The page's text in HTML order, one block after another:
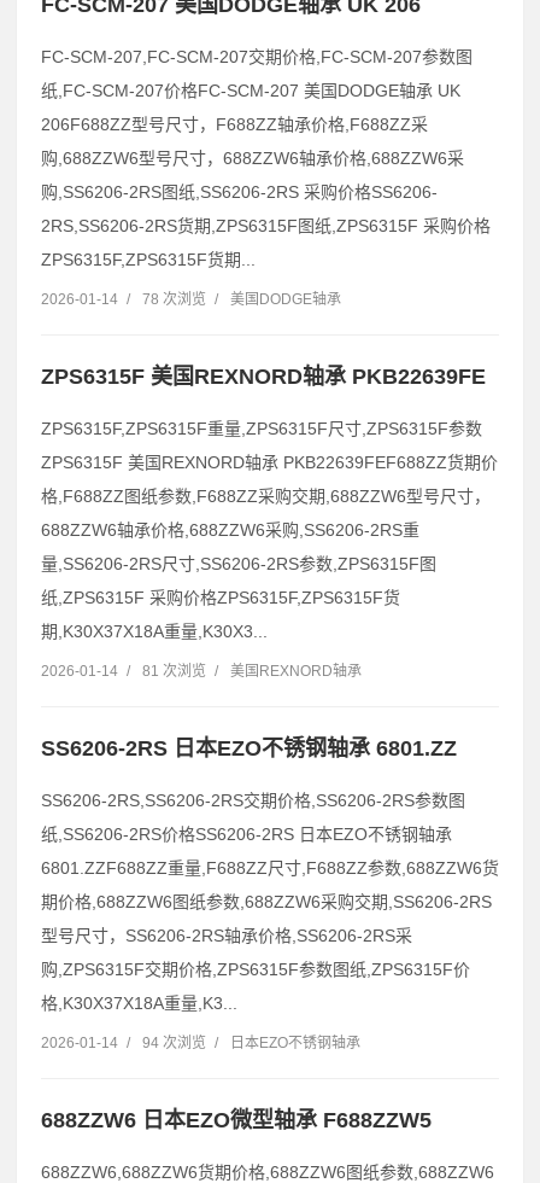
FC-SCM-207 美国DODGE轴承 UK 206
FC-SCM-207,FC-SCM-207交期价格,FC-SCM-207参数图
纸,FC-SCM-207价格FC-SCM-207 美国DODGE轴承 UK
206F688ZZ型号尺寸，F688ZZ轴承价格,F688ZZ采
购,688ZZW6型号尺寸，688ZZW6轴承价格,688ZZW6采
购,SS6206-2RS图纸,SS6206-2RS 采购价格SS6206-
2RS,SS6206-2RS货期,ZPS6315F图纸,ZPS6315F 采购价格
ZPS6315F,ZPS6315F货期...
2026-01-14 / 78 次浏览 / 美国DODGE轴承
ZPS6315F 美国REXNORD轴承 PKB22639FE
ZPS6315F,ZPS6315F重量,ZPS6315F尺寸,ZPS6315F参数
ZPS6315F 美国REXNORD轴承 PKB22639FEF688ZZ货期价
格,F688ZZ图纸参数,F688ZZ采购交期,688ZZW6型号尺寸，
688ZZW6轴承价格,688ZZW6采购,SS6206-2RS重
量,SS6206-2RS尺寸,SS6206-2RS参数,ZPS6315F图
纸,ZPS6315F 采购价格ZPS6315F,ZPS6315F货
期,K30X37X18A重量,K30X3...
2026-01-14 / 81 次浏览 / 美国REXNORD轴承
SS6206-2RS 日本EZO不锈钢轴承 6801.ZZ
SS6206-2RS,SS6206-2RS交期价格,SS6206-2RS参数图
纸,SS6206-2RS价格SS6206-2RS 日本EZO不锈钢轴承
6801.ZZF688ZZ重量,F688ZZ尺寸,F688ZZ参数,688ZZW6货
期价格,688ZZW6图纸参数,688ZZW6采购交期,SS6206-2RS
型号尺寸，SS6206-2RS轴承价格,SS6206-2RS采
购,ZPS6315F交期价格,ZPS6315F参数图纸,ZPS6315F价
格,K30X37X18A重量,K3...
2026-01-14 / 94 次浏览 / 日本EZO不锈钢轴承
688ZZW6 日本EZO微型轴承 F688ZZW5
688ZZW6,688ZZW6货期价格,688ZZW6图纸参数,688ZZW6